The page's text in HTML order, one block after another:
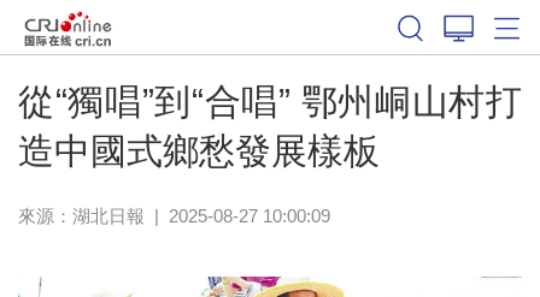
從“獨唱”到“合唱” 鄂州峒山村打
造中國式鄉愁發展樣板
來源： 湖北日報 | 2025-08-27 10:00:09